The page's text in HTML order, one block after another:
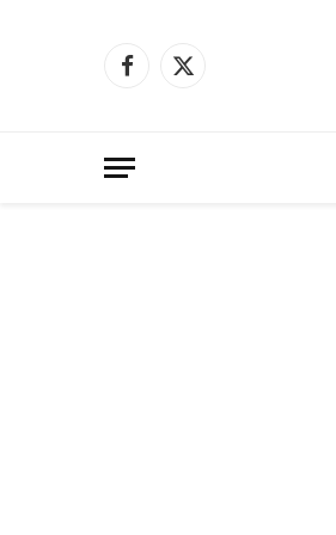
Facebook
X